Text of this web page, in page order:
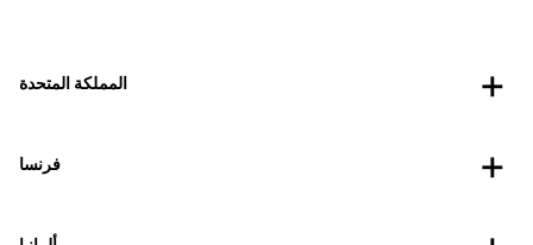
المملكة المتحدة
فرنسا